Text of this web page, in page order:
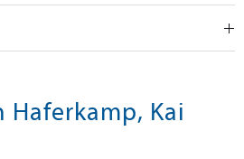
Haferkamp, Kai